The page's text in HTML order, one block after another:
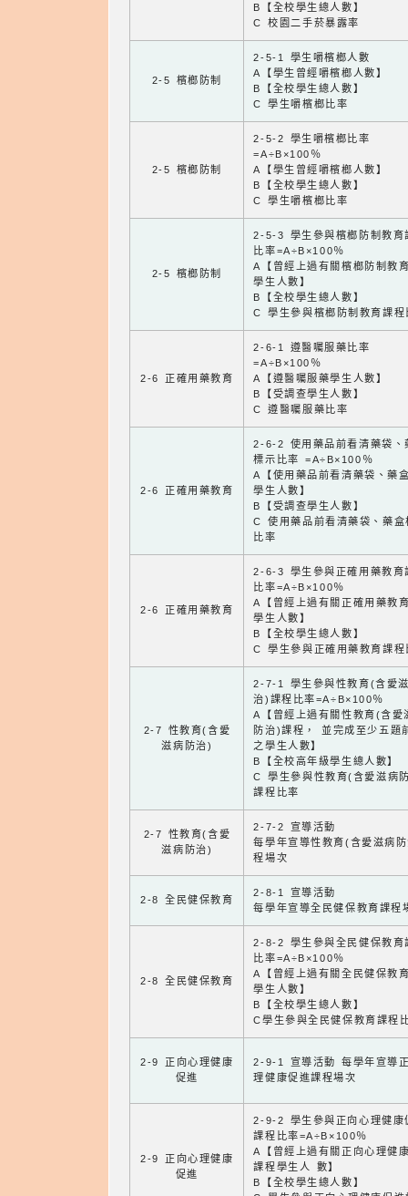
B【全校學生總人數】
C 校園二手菸暴露率
2-5 檳榔防制
2-5-1 學生嚼檳榔人數
A【學生曾經嚼檳榔人數】
B【全校學生總人數】
C 學生嚼檳榔比率
2-5 檳榔防制
2-5-2 學生嚼檳榔比率
=A÷B×100％
A【學生曾經嚼檳榔人數】
B【全校學生總人數】
C 學生嚼檳榔比率
2-5 檳榔防制
2-5-3 學生參與檳榔防制教育
比率=A÷B×100％
A【曾經上過有關檳榔防制教
學生人數】
B【全校學生總人數】
C 學生參與檳榔防制教育課程
2-6 正確用藥教育
2-6-1 遵醫囑服藥比率
=A÷B×100％
A【遵醫囑服藥學生人數】
B【受調查學生人數】
C 遵醫囑服藥比率
2-6 正確用藥教育
2-6-2 使用藥品前看清藥袋、
標示比率 =A÷B×100％
A【使用藥品前看清藥袋、藥
學生人數】
B【受調查學生人數】
C 使用藥品前看清藥袋、藥盒
比率
2-6 正確用藥教育
2-6-3 學生參與正確用藥教育
比率=A÷B×100％
A【曾經上過有關正確用藥教
學生人數】
B【全校學生總人數】
C 學生參與正確用藥教育課程
2-7 性教育(含愛
滋病防治)
2-7-1 學生參與性教育(含愛
治)課程比率=A÷B×100％
A【曾經上過有關性教育(含愛
防治)課程， 並完成至少五題
之學生人數】
B【全校高年級學生總人數】
C 學生參與性教育(含愛滋病
課程比率
2-7 性教育(含愛
滋病防治)
2-7-2 宣導活動
每學年宣導性教育(含愛滋病
程場次
2-8 全民健保教育
2-8-1 宣導活動
每學年宣導全民健保教育課程
2-8 全民健保教育
2-8-2 學生參與全民健保教育
比率=A÷B×100％
A【曾經上過有關全民健保教
學生人數】
B【全校學生總人數】
C學生參與全民健保教育課程
2-9 正向心理健康
促進
2-9-1 宣導活動 每學年宣導
理健康促進課程場次
2-9 正向心理健康
促進
2-9-2 學生參與正向心理健康
課程比率=A÷B×100％
A【曾經上過有關正向心理健
課程學生人 數】
B【全校學生總人數】